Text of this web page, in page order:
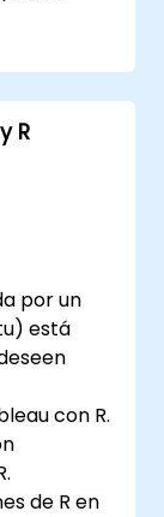
datos
de
R
por un
está
con R.
de R en